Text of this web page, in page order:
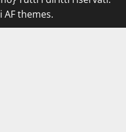
AF themes.